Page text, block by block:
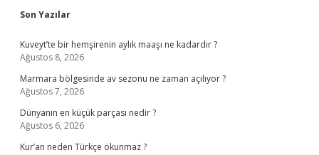
Sidebar
Son Yazılar
Kuveyt’te bir hemşirenin aylık maaşı ne kadardır ?
Ağustos 8, 2026
Marmara bölgesinde av sezonu ne zaman açılıyor ?
Ağustos 7, 2026
Dünyanın en küçük parçası nedir ?
Ağustos 6, 2026
Kur’an neden Türkçe okunmaz ?